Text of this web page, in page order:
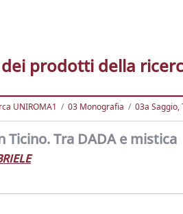
prodotti della
UNIROMA1 03 Monografia 03a
Ticino. Tra DADA e mistica